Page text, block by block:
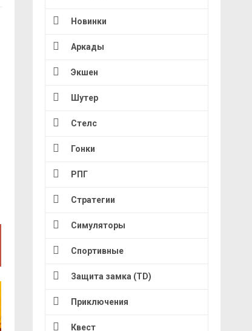
Новинки
Аркады
Экшен
Шутер
Стелс
Гонки
РПГ
Стратегии
Симуляторы
Спортивные
Защита замка (TD)
Приключения
Квест